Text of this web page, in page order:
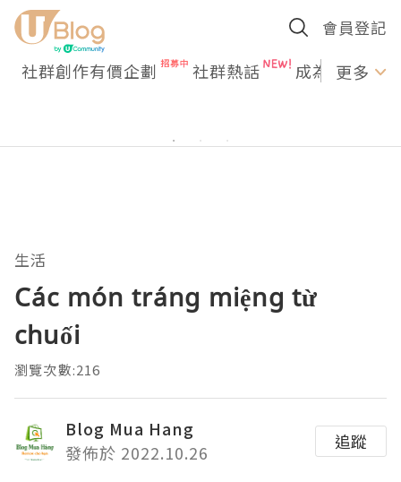
會員登記
社群創作有價企劃 社群熱話 成為U更多
生活
Các món tráng miệng từ
chuối
瀏覽次數:216
Blog Mua Hang
發佈於 2022.10.26
追蹤